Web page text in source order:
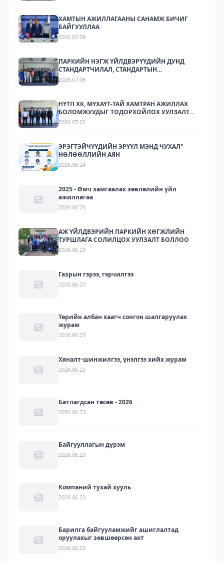
ХАМТЫН АЖИЛЛАГААНЫ САНАМЖ БИЧИГ
БАЙГУУЛЛАА
2026.07.09
ПАРКИЙН НЭГЖ ҮЙЛДВЭРҮҮДИЙН ДУНД
СТАНДАРТЧИЛАЛ, СТАНДАРТЫН
ХЭРЭГЖИЛТИЙН ТАЛААР СУРГАЛТ,
2026.07.06
НҮТП ХК, МҮХАҮТ-ТАЙ ХАМТРАН АЖИЛЛАХ
БОЛОМЖУУДЫГ ТОДОРХОЙЛОХ УУЛЗАЛТ
ЗОХИОН БАЙГУУЛАГДЛАА.
2026.07.02
ЭРЭГТЭЙЧҮҮДИЙН ЭРҮҮЛ МЭНД ЧУХАЛ"
НӨЛӨӨЛЛИЙН АЯН
2026.06.24
2025 - Өмч хамгаалах зөвлөлийн үйл
ажиллагаа
2026.06.24
АЖ ҮЙЛДВЭРИЙН ПАРКИЙН ХӨГЖЛИЙН
ТУРШЛАГА СОЛИЛЦОХ УУЛЗАЛТ БОЛЛОО
2026.06.23
Газрын гэрээ, гэрчилгээ
2026.06.23
Төрийн албан хаагч сонгон шалгаруулах
журам
2026.06.23
Хяналт-шинжилгээ, үнэлгээ хийх журам
2026.06.23
Батлагдсан төсөв - 2026
2026.06.23
Байгууллагын дүрэм
2026.06.23
Компаний тухай хууль
2026.06.23
Барилга байгууламжийг ашиглалтад
оруулахыг зөвшөөрсөн акт
2026.06.23